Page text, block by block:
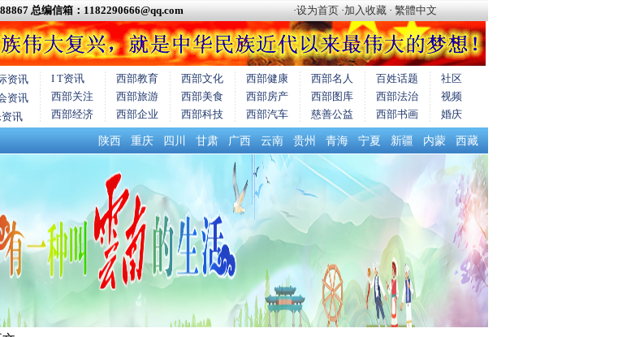
总编信箱：1182290666@qq.com ·设为首页 ·加入收藏 · 繁體中文
资讯
资讯
讯
I T资讯
西部关注
西部经济
西部教育
西部旅游
西部企业
西部文化
西部美食
西部科技
西部健康
西部房产
西部汽车
西部名人
西部图库
慈善公益
百姓话题
西部法治
西部书画
社区
视频
婚庆
陕西 重庆 四川 甘肃 广西 云南 贵州 青海 宁夏 新疆 内蒙 西藏